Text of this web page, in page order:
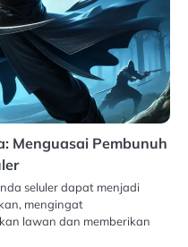
Menguasai Pembunuh
seluler dapat menjadi
mengingat
lawan dan memberikan